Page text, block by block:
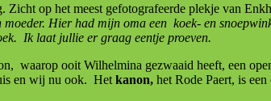
op het meest gefotografeerde plekje van
Hier had mijn oma een koek- en
Ik laat jullie er graag eentje proeven.
waarop ooit Wilhelmina gezwaaid heeft, een
en wij nu ook. Het kanon, het Rode Paert, is